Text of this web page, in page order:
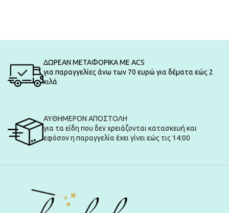
ΔΩΡΕΑΝ ΜΕΤΑΦΟΡΙΚΑ ΜΕ ACS
για παραγγελίες άνω των 70 ευρώ για δέματα εώς 2
κιλά
ΑΥΘΗΜΕΡΟΝ ΑΠΟΣΤΟΛΗ
για τα είδη που δεν χρειάζονται κατασκευή και
εφόσον η παραγγελία έχει γίνει εώς τις 14:00